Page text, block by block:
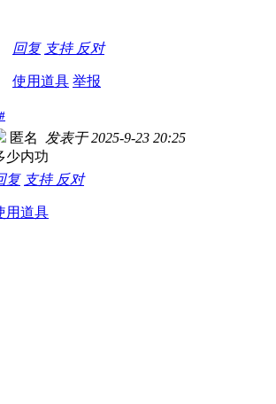
回复 支持 反对
使用道具 举报
#
匿名 发表于 2025-9-23 20:25
少内功
复 支持 反对
用道具